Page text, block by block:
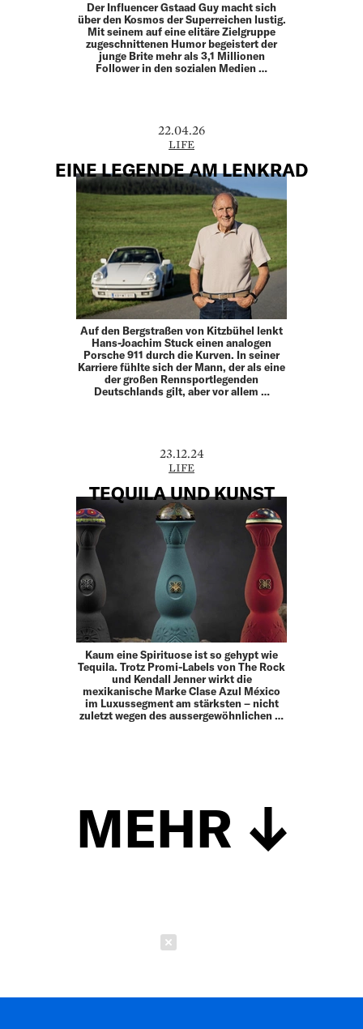
Der Influencer Gstaad Guy macht sich
über den Kosmos der Superreichen lustig.
Mit seinem auf eine elitäre Zielgruppe
zugeschnittenen Humor begeistert der
junge Brite mehr als 3,1 Millionen
Follower in den sozialen Medien …
22.04.26
LIFE
EINE LEGENDE AM LENKRAD
Auf den Bergstraßen von Kitzbühel lenkt
Hans-Joachim Stuck einen analogen
Porsche 911 durch die Kurven. In seiner
Karriere fühlte sich der Mann, der als eine
der großen Rennsportlegenden
Deutschlands gilt, aber vor allem …
23.12.24
LIFE
TEQUILA UND KUNST
Kaum eine Spirituose ist so gehypt wie
Tequila. Trotz Promi-Labels von The Rock
und Kendall Jenner wirkt die
mexikanische Marke Clase Azul México
im Luxussegment am stärksten – nicht
zuletzt wegen des aussergewöhnlichen …
MEHR